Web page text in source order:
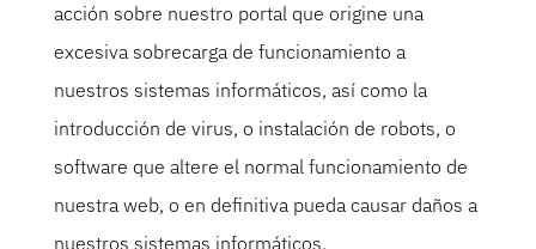
acción sobre nuestro portal que origine una
excesiva sobrecarga de funcionamiento a
nuestros sistemas informáticos, así como la
introducción de virus, o instalación de robots, o
software que altere el normal funcionamiento de
nuestra web, o en definitiva pueda causar daños a
nuestros sistemas informáticos.